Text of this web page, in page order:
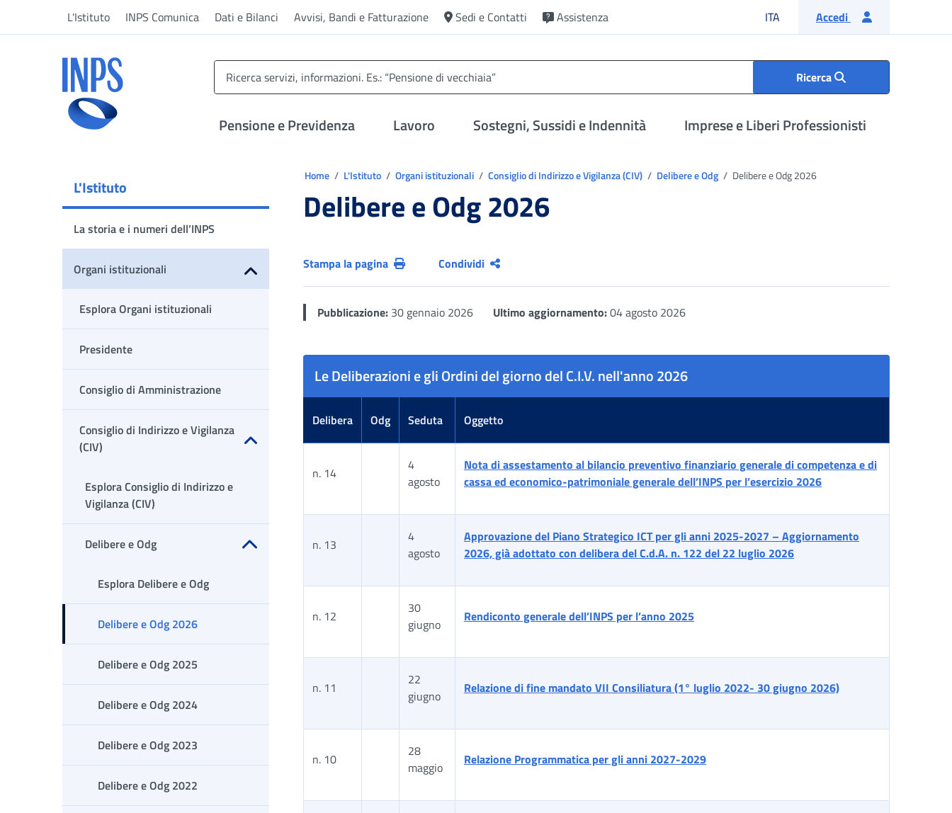
L'Istituto INPS Comunica Dati e Bilanci Avvisi, Bandi e Fatturazione Sedi e Contatti Assistenza ITA Lingua italiana
Accedi
Ricerca
Pensione e Previdenza Lavoro Sostegni, Sussidi e Indennità Imprese e Liberi Professionisti
L'Istituto
La storia e i numeri dell’INPS
Organi istituzionali
Apri sottomenu
Esplora Organi istituzionali
Presidente
Consiglio di Amministrazione
Consiglio di Indirizzo e Vigilanza
(CIV)
Esplora Consiglio di Indirizzo e
Vigilanza (CIV)
Delibere e Odg
Esplora Delibere e Odg
Delibere e Odg 2026
Delibere e Odg 2025
Delibere e Odg 2024
Delibere e Odg 2023
Delibere e Odg 2022
Home L'Istituto Organi istituzionali Consiglio di Indirizzo e Vigilanza (CIV) Delibere e Odg Delibere e Odg 2026
Delibere e Odg 2026
Stampa la pagina Condividi
Pubblicazione: 30 gennaio 2026 Ultimo aggiornamento:04 agosto 2026
Le Deliberazioni e gli Ordini del giorno del C.I.V. nell'anno 2026
Delibera Odg Seduta Oggetto
n. 14
4
agosto
Nota di assestamento al bilancio preventivo finanziario generale di competenza e di
cassa ed economico-patrimoniale generale dell’INPS per l’esercizio 2026
n. 13
4
agosto
Approvazione del Piano Strategico ICT per gli anni 2025-2027 – Aggiornamento
2026, già adottato con delibera del C.d.A. n. 122 del 22 luglio 2026
n. 12
30
giugno
Rendiconto generale dell’INPS per l’anno 2025
n. 11
22
giugno
Relazione di fine mandato VII Consiliatura (1° luglio 2022- 30 giugno 2026)
n. 10
28
maggio
Relazione Programmatica per gli anni 2027-2029